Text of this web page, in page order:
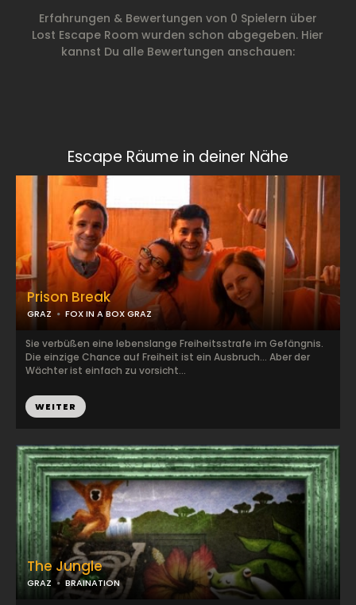
Erfahrungen & Bewertungen von 0 Spielern über
Lost Escape Room wurden schon abgegeben. Hier
kannst Du alle Bewertungen anschauen:
Escape Räume in deiner Nähe
The Jungle
GRAZ BRAINATION
Prison Break
GRAZ FOX IN A BOX GRAZ
Sie verbüßen eine lebenslange Freiheitsstrafe im Gefängnis.
Die einzige Chance auf Freiheit ist ein Ausbruch... Aber der
Wächter ist einfach zu vorsicht...
WEITER